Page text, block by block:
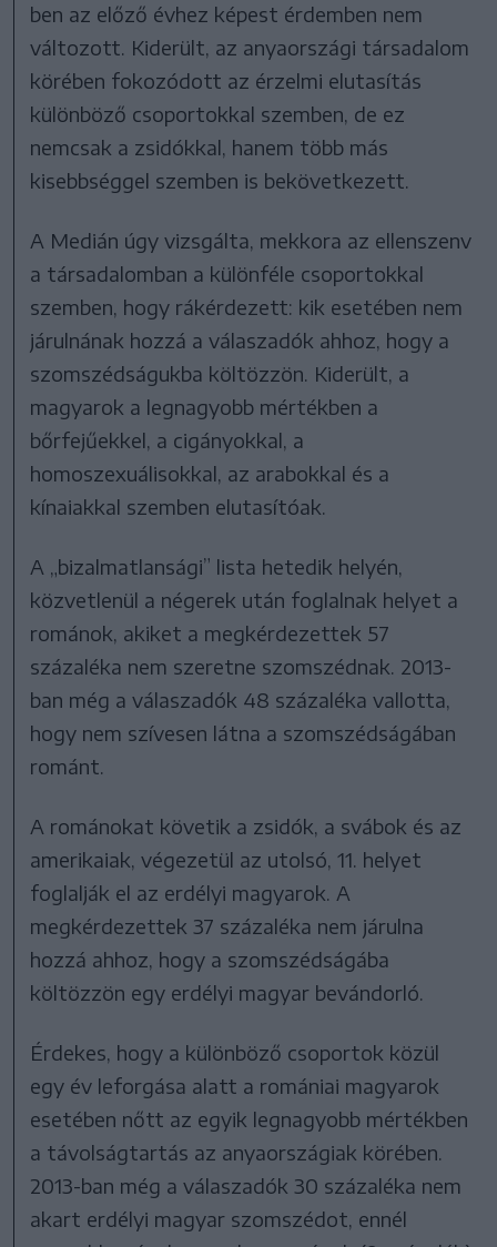
ben az előző évhez képest érdemben nem
változott. Kiderült, az anyaországi társadalom
körében fokozódott az érzelmi elutasítás
különböző csoportokkal szemben, de ez
nemcsak a zsidókkal, hanem több más
kisebbséggel szemben is bekövetkezett.
A Medián úgy vizsgálta, mekkora az ellenszenv
a társadalomban a különféle csoportokkal
szemben, hogy rákérdezett: kik esetében nem
járulnának hozzá a válaszadók ahhoz, hogy a
szomszédságukba költözzön. Kiderült, a
magyarok a legnagyobb mértékben a
bőrfejűekkel, a cigányokkal, a
homoszexuálisokkal, az arabokkal és a
kínaiakkal szemben elutasítóak.
A „bizalmatlansági” lista hetedik helyén,
közvetlenül a négerek után foglalnak helyet a
románok, akiket a megkérdezettek 57
százaléka nem szeretne szomszédnak. 2013-
ban még a válaszadók 48 százaléka vallotta,
hogy nem szívesen látna a szomszédságában
románt.
A románokat követik a zsidók, a svábok és az
amerikaiak, végezetül az utolsó, 11. helyet
foglalják el az erdélyi magyarok. A
megkérdezettek 37 százaléka nem járulna
hozzá ahhoz, hogy a szomszédságába
költözzön egy erdélyi magyar bevándorló.
Érdekes, hogy a különböző csoportok közül
egy év leforgása alatt a romániai magyarok
esetében nőtt az egyik legnagyobb mértékben
a távolságtartás az anyaországiak körében.
2013-ban még a válaszadók 30 százaléka nem
akart erdélyi magyar szomszédot, ennél